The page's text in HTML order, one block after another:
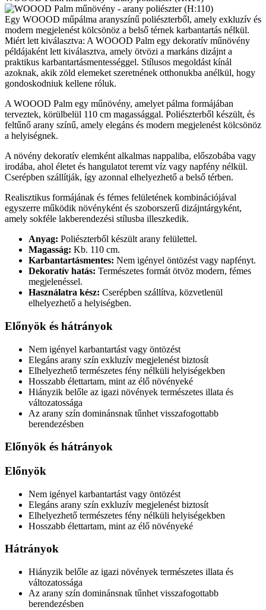
Egy WOOOD műpálma aranyszínű poliészterből, amely exkluzív és
modern megjelenést kölcsönöz a belső térnek karbantartás nélkül.
Miért lett kiválasztva: A WOOOD Palm egy dekoratív műnövény
példájaként lett kiválasztva, amely ötvözi a markáns dizájnt a
praktikus karbantartásmentességgel. Stílusos megoldást kínál
azoknak, akik zöld elemeket szeretnének otthonukba anélkül, hogy
gondoskodniuk kellene róluk.
A WOOOD Palm egy műnövény, amelyet pálma formájában
terveztek, körülbelül 110 cm magassággal. Poliészterből készült, és
feltűnő arany színű, amely elegáns és modern megjelenést kölcsönöz
a helyiségnek.
A növény dekoratív elemként alkalmas nappaliba, előszobába vagy
irodába, ahol életet és hangulatot teremt víz vagy napfény nélkül.
Cserépben szállítják, így azonnal elhelyezhető a belső térben.
Realisztikus formájának és fémes felületének kombinációjával
egyszerre működik növényként és szoborszerű dizájntárgyként,
amely sokféle lakberendezési stílusba illeszkedik.
Anyag: Poliészterből készült arany felülettel.
Magasság: Kb. 110 cm.
Karbantartásmentes: Nem igényel öntözést vagy napfényt.
Dekoratív hatás: Természetes formát ötvöz modern, fémes
megjelenéssel.
Használatra kész: Cserépben szállítva, közvetlenül
elhelyezhető a helyiségben.
Előnyök és hátrányok
Nem igényel karbantartást vagy öntözést
Elegáns arany szín exkluzív megjelenést biztosít
Elhelyezhető természetes fény nélküli helyiségekben
Hosszabb élettartam, mint az élő növényeké
Hiányzik belőle az igazi növények természetes illata és
változatossága
Az arany szín dominánsnak tűnhet visszafogottabb
berendezésben
Előnyök és hátrányok
Előnyök
Nem igényel karbantartást vagy öntözést
Elegáns arany szín exkluzív megjelenést biztosít
Elhelyezhető természetes fény nélküli helyiségekben
Hosszabb élettartam, mint az élő növényeké
Hátrányok
Hiányzik belőle az igazi növények természetes illata és
változatossága
Az arany szín dominánsnak tűnhet visszafogottabb
berendezésben